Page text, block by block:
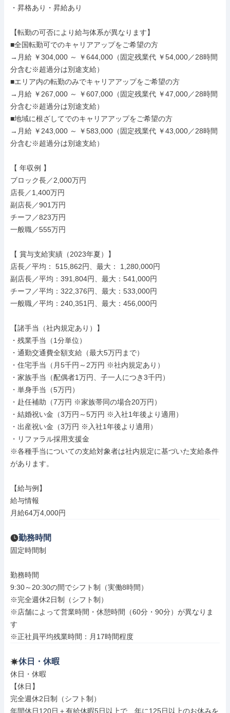
・昇格あり・昇給あり
【転勤の可否により給与体系が異なります】
■全国転勤可でのキャリアアップをご希望の方
→月給 ￥304,000 ～ ￥644,000（固定残業代 ￥54,000／28時間
分含む※超過分は別途支給）
■エリア内の転勤のみでキャリアアップをご希望の方
→月給 ￥267,000 ～ ￥607,000（固定残業代 ￥47,000／28時間
分含む※超過分は別途支給）
■地域に根ざしてでのキャリアアップをご希望の方
→月給 ￥243,000 ～ ￥583,000（固定残業代 ￥43,000／28時間
分含む※超過分は別途支給）
【 年収例 】
ブロック長／2,000万円
店長／1,400万円
副店長／901万円
チーフ／823万円
一般職／555万円
【 賞与支給実績（2023年夏）】
店長／平均： 515,862円、最大： 1,280,000円
副店長／平均：391,804円、最大：541,000円
チーフ／平均：322,376円、最大：533,000円
一般職／平均：240,351円、最大：456,000円
【諸手当（社内規定あり）】
・残業手当（1分単位）
・通勤交通費全額支給（最大5万円まで）
・住宅手当（月5千円～2万円 ※社内規定あり）
・家族手当（配偶者1万円、子一人につき3千円）
・単身手当（5万円）
・赴任補助（7万円 ※家族帯同の場合20万円）
・結婚祝い金（3万円～5万円 ※入社1年後より適用）
・出産祝い金（3万円 ※入社1年後より適用）
・リファラル採用支援金
※各種手当についての支給対象者は社内規定に基づいた支給条件
があります。
【給与例】
給与情報
月給64万4,000円
勤務時間
固定時間制
勤務時間
9:30～20:30の間でシフト制（実働8時間）
※完全週休2日制（シフト制）
※店舗によって営業時間・休憩時間（60分・90分）が異なりま
す
※正社員平均残業時間：月17時間程度
休日・休暇
休日・休暇
【休日】
完全週休2日制（シフト制）
年間休日120日＋有給休暇5日以上で、年に125日以上のお休みを